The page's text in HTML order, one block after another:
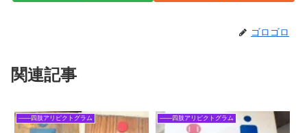
ゴロゴロ
関連記事
――四肢アリピクトグラム ――四肢アリピクトグラム